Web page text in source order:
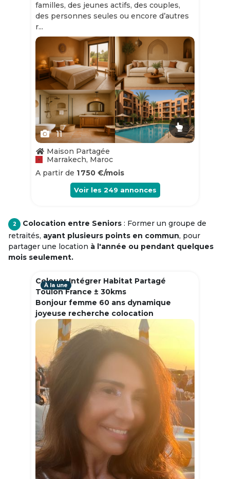
familles, des jeunes actifs, des couples,
des personnes seules ou encore d’autres
r...
Slide 1 of 11
11
Maison Partagée
Marrakech, Maroc
A partir de 1 750 €/mois
Voir les 249 annonces
2 Colocation entre Seniors : Former un groupe de
retraités, ayant plusieurs points en commun, pour
partager une location à l'année ou pendant quelques
mois seulement.
Colouer Intégrer Habitat Partagé
Toulon France ± 30kms
Bonjour femme 60 ans dynamique
joyeuse recherche colocation
À la une